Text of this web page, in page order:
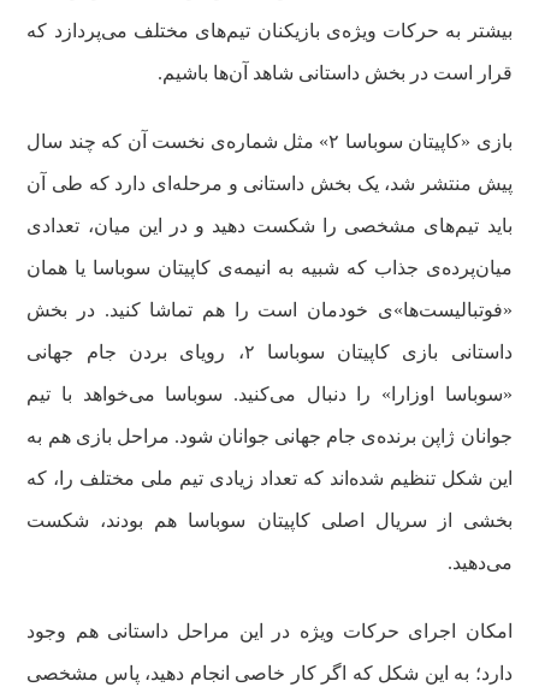
بیشتر به حرکات ویژه‌ی بازیکنان تیم‌های مختلف می‌پردازد که
قرار است در بخش داستانی شاهد آن‌ها باشیم.
بازی «کاپیتان سوباسا ۲» مثل شماره‌ی نخست آن که چند سال
پیش منتشر شد، یک بخش داستانی و مرحله‌ای دارد که طی آن
باید تیم‌های مشخصی را شکست دهید و در این میان، تعدادی
میان‌پرده‌ی جذاب که شبیه به انیمه‌ی کاپیتان سوباسا یا همان
«فوتبالیست‌ها»ی خودمان است را هم تماشا کنید. در بخش
داستانی بازی کاپیتان سوباسا ۲، رویای بردن جام جهانی
«سوباسا اوزارا» را دنبال می‌کنید. سوباسا می‌خواهد با تیم
جوانان ژاپن برنده‌ی جام جهانی جوانان شود. مراحل بازی هم به
این شکل تنظیم شده‌اند که تعداد زیادی تیم ملی مختلف را، که
بخشی از سریال اصلی کاپیتان سوباسا هم بودند، شکست
می‌دهید.
امکان اجرای حرکات ویژه در این مراحل داستانی هم وجود
دارد؛ به این شکل که اگر کار خاصی انجام دهید، پاس مشخصی